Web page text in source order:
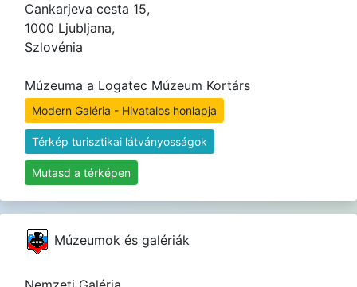
Cankarjeva cesta 15,
1000 Ljubljana,
Szlovénia
Múzeuma a Logatec Múzeum Kortárs
Modern Galéria - Hivatalos honlapja
Térkép turisztikai látványosságok
Mutasd a térképen
Múzeumok és galériák